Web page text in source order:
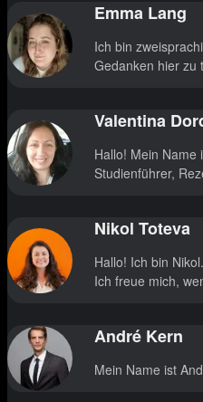
Emma Lang
Ich bin
Gedanken hier zu
Valentina
Hallo! Mein Name
Studienführer,
Nikol Toteva
Hallo! Ich bin
Ich freue mich,
André Kern
Mein Name ist